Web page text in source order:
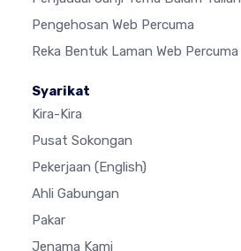
Pengehosan Web Percuma
Reka Bentuk Laman Web Percuma
Syarikat
Kira-Kira
Pusat Sokongan
Pekerjaan (English)
Ahli Gabungan
Pakar
Jenama Kami